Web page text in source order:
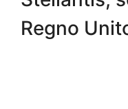
Regno